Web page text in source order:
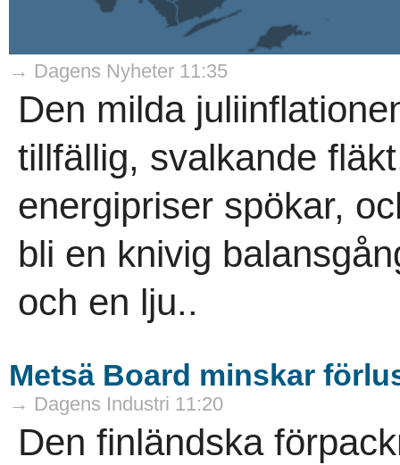
→ Dagens Nyheter 11:35
Den milda
tillfällig, svalkande
energipriser spökar,
bli en knivig
och en lju..
Metsä Board minskar
→ Dagens Industri 11:20
Den finländska